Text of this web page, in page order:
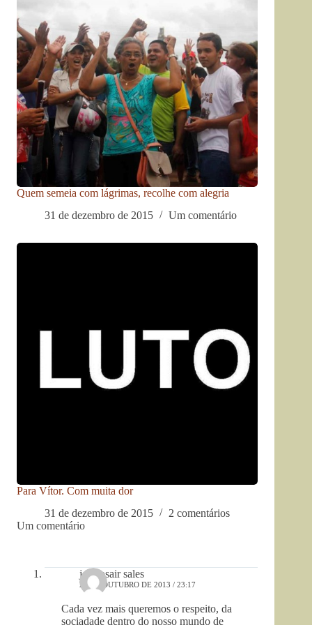
Quem semeia com lágrimas, recolhe com alegria
31 de dezembro de 2015
Um comentário
Para Vítor. Com muita dor
31 de dezembro de 2015
2 comentários
Um comentário
jose osair sales
28 DE OUTUBRO DE 2013 / 23:17
Cada vez mais queremos o respeito, da
sociadade dentro do nosso mundo de